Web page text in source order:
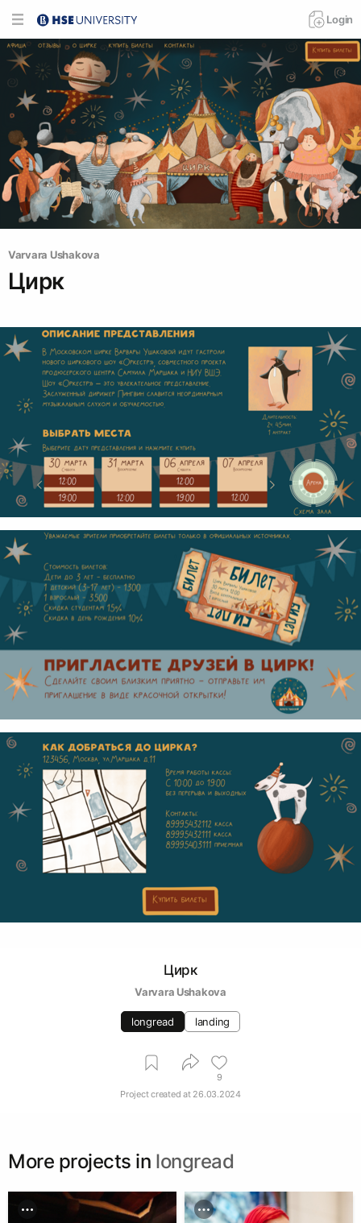
Login
Varvara Ushakova
Цирк
Цирк
Varvara Ushakova
longread landing
9
Project created at 26.03.2024
More projects in longread